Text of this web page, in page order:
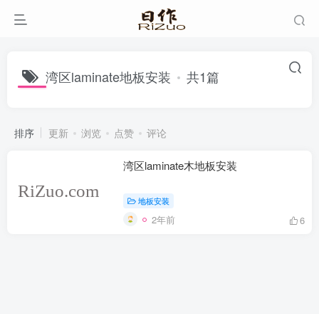
湾区laminate地板安装 共1篇
排序 更新 浏览 点赞 评论
湾区laminate木地板安装
地板安装
2年前 6